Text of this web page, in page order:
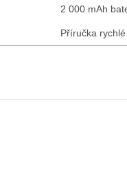
2 000 mAh
Příručka